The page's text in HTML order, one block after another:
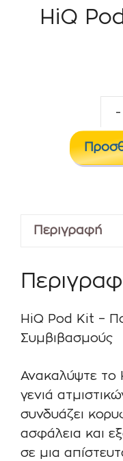
HiQ
-
Περιγραφή
HiQ Pod Kit –
Συμβιβασμούς
Ανακαλύψτε το
γενιά
συνδυάζει
ασφάλεια και
σε μια